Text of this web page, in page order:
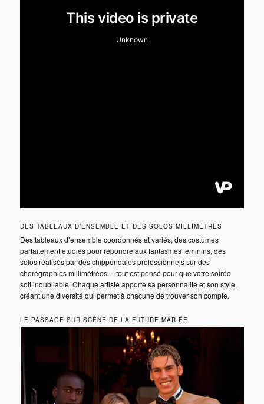
DES TABLEAUX D’ENSEMBLE ET DES SOLOS MILLIMÉTRÉS
Des tableaux d’ensemble coordonnés et variés, des costumes
parfaitement étudiés pour répondre aux fantasmes féminins, des
solos réalisés par des chippendales professionnels sur des
chorégraphies millimétrées… tout est pensé pour que votre soirée
soit inoubliable. Chaque artiste apporte sa personnalité et son style,
créant une diversité qui permet à chacune de trouver son compte.
LE PASSAGE SUR SCÈNE DE LA FUTURE MARIÉE